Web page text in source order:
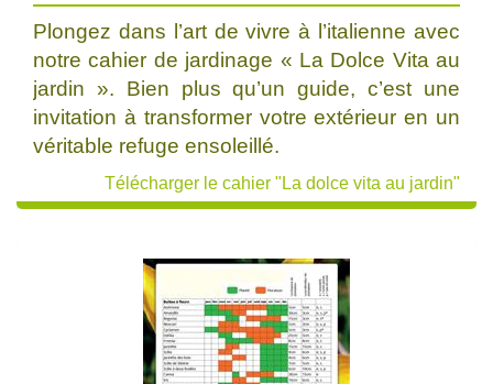
Plongez dans l’art de vivre à l’italienne avec
notre cahier de jardinage « La Dolce Vita au
jardin ». Bien plus qu’un guide, c’est une
invitation à transformer votre extérieur en un
véritable refuge ensoleillé.
Télécharger le cahier "La dolce vita au jardin"